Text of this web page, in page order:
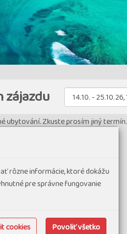
zájazdu
ubytování. Zkuste prosím jiný termín.
rôzne informácie, ktoré dokážu
pre správne fungovanie
cookies Povoliť všetko